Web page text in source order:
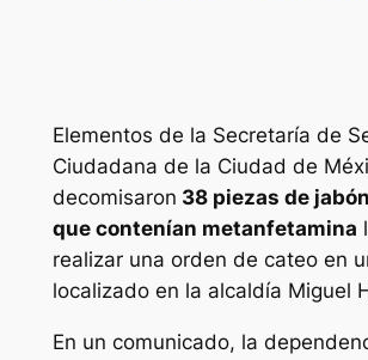
Elementos de la Secretaría de
Ciudadana de la Ciudad de
decomisaron 38 piezas de
que contenían metanfetamina
realizar una orden de cateo en
localizado en la alcaldía Miguel
En un comunicado, la